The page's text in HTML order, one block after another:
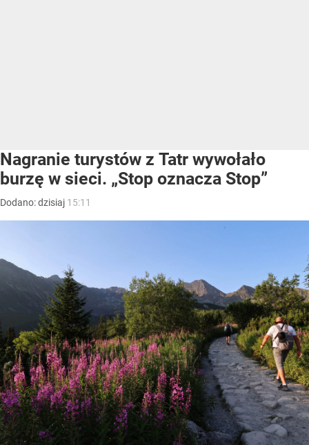
Nagranie turystów z Tatr wywołało
burzę w sieci. „Stop oznacza Stop”
Dodano:dzisiaj 15:11